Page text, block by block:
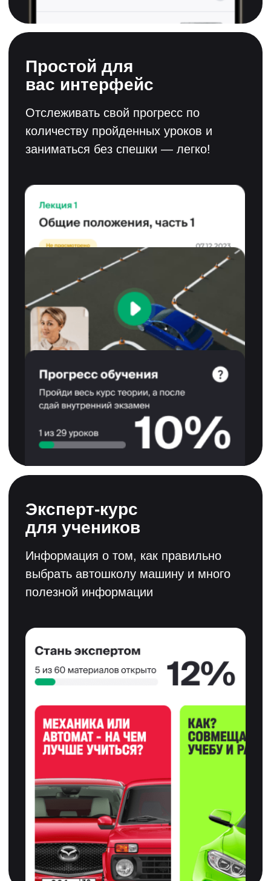
1111111
официальное
обучение для
изучения теории
ПДД в автошколе
ООО «ПДД.ТВ» создано в 2010 году и
преобразовано в ПАО «Светофор Групп» в
2017 году. ПАО "Светофор Групп" ведет
разработку по направлениям:
дистанционное обучение, виртуальная
IT-компания и является резидентом Фонда
"Сколково". Продукты компании
рекомендованы Агентством Инноваций
Москвы. Акции компании торгуются на
ММВБ под тикером SVET, а кредитный
рейтинг компании ruBB+.
Смотреть лицензию
Смотреть свидетельство
Смотреть сертификат
Мы упростили
для вас процесс
обучения